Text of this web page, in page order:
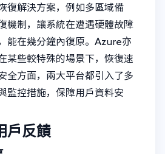
復解決方案，例如多區域備
機制，讓系統在遭遇硬體故障
能在幾分鐘內復原。Azure亦
某些較特殊的場景下，恢復速
全方面，兩大平台都引入了多
監控措施，保障用戶資料安
戶反饋